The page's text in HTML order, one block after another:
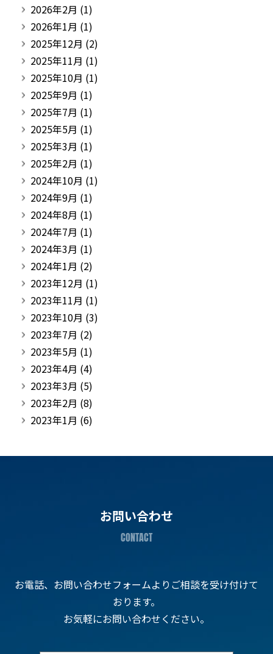
2026年2月 (1)
2026年1月 (1)
2025年12月 (2)
2025年11月 (1)
2025年10月 (1)
2025年9月 (1)
2025年7月 (1)
2025年5月 (1)
2025年3月 (1)
2025年2月 (1)
2024年10月 (1)
2024年9月 (1)
2024年8月 (1)
2024年7月 (1)
2024年3月 (1)
2024年1月 (2)
2023年12月 (1)
2023年11月 (1)
2023年10月 (3)
2023年7月 (2)
2023年5月 (1)
2023年4月 (4)
2023年3月 (5)
2023年2月 (8)
2023年1月 (6)
お問い合わせ
お電話、お問い合わせフォームよりご相談を受け付けて
おります。
お気軽にお問い合わせください。